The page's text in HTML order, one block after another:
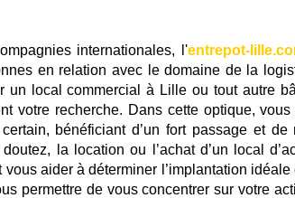
internationales, l'entrepot-
en relation avec le domaine de la
un local commercial à Lille ou tout autre
votre recherche. Dans cette optique,
bénéficiant d’un fort passage et de
la location ou l’achat d’un local
aider à déterminer l’implantation
permettre de vous concentrer sur votre